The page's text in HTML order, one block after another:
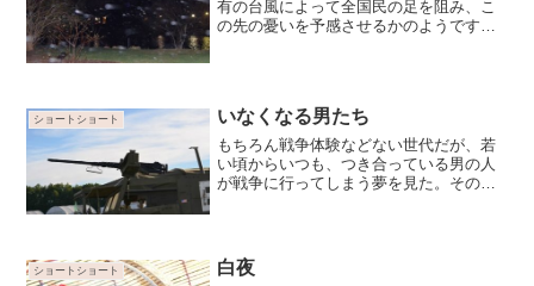
有の台風によって全国民の足を阻み、こ
の先の憂いを予感させるかのようです。
に向かった住民が土砂災害に…
ショートショート いなくなる男たち
もちろん戦争体験などない世代だが、若
い頃からいつも、つき合っている男の人
が戦争に行ってしまう夢を見た。その夢
ショートショート 白夜